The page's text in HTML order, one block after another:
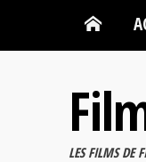
LES FILMS DE